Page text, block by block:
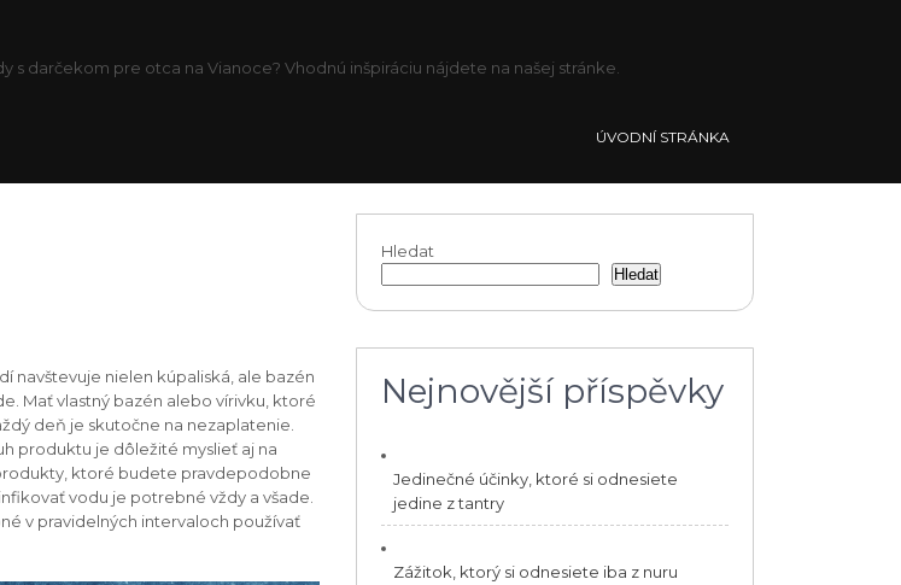
darčekom pre otca na Vianoce? Vhodnú inšpiráciu nájdete na našej stránke.
ÚVODNÍ STRÁNKA
navštevuje nielen kúpaliská, ale bazén
Mať vlastný bazén alebo vírivku, ktoré
deň je skutočne na nezaplatenie.
produktu je dôležité myslieť aj na
ktoré budete pravdepodobne
vodu je potrebné vždy a všade.
v pravidelných intervaloch používať
Hledat
Hledat
Nejnovější příspěvky
Jedinečné účinky, ktoré si odnesiete
jedine z tantry
Zážitok, ktorý si odnesiete iba z nuru